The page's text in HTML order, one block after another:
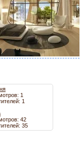
1
1
42
35